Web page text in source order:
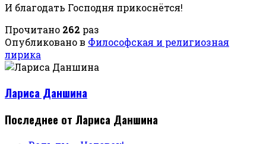
И благодать Господня прикоснётся!
Прочитано 262 раз
Опубликовано в Философская и религиозная
лирика
Лариса Даншина
Последнее от Лариса Даншина